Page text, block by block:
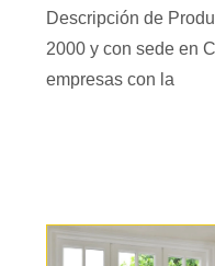
Descripción de
2000 y con sede en
empresas con la